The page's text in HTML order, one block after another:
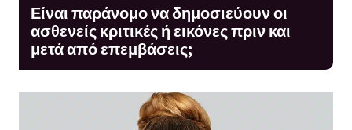
Είναι παράνομο να δημοσιεύουν οι
ασθενείς κριτικές ή εικόνες πριν και
μετά από επεμβάσεις;